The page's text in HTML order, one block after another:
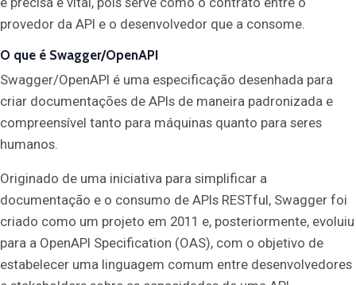
provedor da API e o desenvolvedor que a consome.
O que é Swagger/OpenAPI
Swagger/OpenAPI é uma especificação desenhada para
criar documentações de APIs de maneira padronizada e
compreensível tanto para máquinas quanto para seres
humanos.
Originado de uma iniciativa para simplificar a
documentação e o consumo de APIs RESTful, Swagger foi
criado como um projeto em 2011 e, posteriormente, evoluiu
para a OpenAPI Specification (OAS), com o objetivo de
estabelecer uma linguagem comum entre desenvolvedores